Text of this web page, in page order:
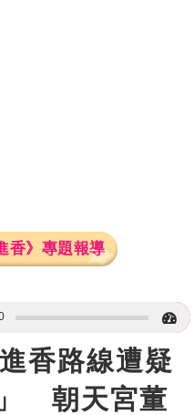
香》專題報導
香路線遭疑
」 朝天宮董